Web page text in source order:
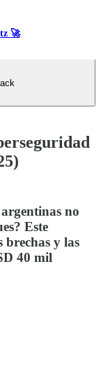
🚀
no
Este
brechas y las
40 mil